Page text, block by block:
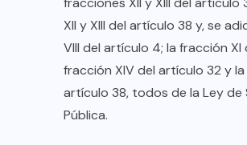
XII y XIII del artículo 38 y, se
VIII del artículo 4; la fracción XI
fracción XIV del artículo 32 y
artículo 38, todos de la Ley de
Pública.